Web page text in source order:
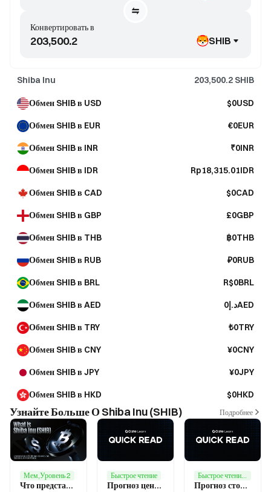
Конвертировать в
SHIB
Shiba Inu 203,500.2 SHIB
Обмен SHIB в USD $0USD
Обмен SHIB в EUR €0EUR
Обмен SHIB в INR ₹0INR
Обмен SHIB в IDR Rp18,315.01IDR
Обмен SHIB в CAD $0CAD
Обмен SHIB в GBP £0GBP
Обмен SHIB в THB ฿0THB
Обмен SHIB в RUB ₽0RUB
Обмен SHIB в BRL R$0BRL
Обмен SHIB в AED د.إ0AED
Обмен SHIB в TRY ₺0TRY
Обмен SHIB в CNY ¥0CNY
Обмен SHIB в JPY ¥0JPY
Обмен SHIB в HKD $0HKD
Узнайте Больше О Shiba Inu (SHIB) Подробнее
Мем,Уровень 2
Что представляет собой Shiba Inu (SHIB)? Глубокий анализ экосистемы мем токена SHIB, Токеномики и перспектив развития
Быстрое чтение
Прогноз цены SHIB: ставка сжигания Shiba Inu падает до нуля? Раскрытие аномалии в механизме сжигания SHIB
Быстрое чтение,Прогноз Рынка
Прогноз стоимости SHIB: Токен SHIB может вырасти на 15% благодаря выборам в DAO, которые активизируют развитие экосистемы